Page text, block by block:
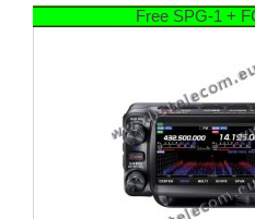
Free SPG-1 +